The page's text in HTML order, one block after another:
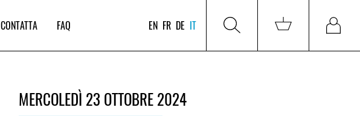
CONTATTA FAQ EN FR DE IT
MERCOLEDÌ 23 OTTOBRE 2024